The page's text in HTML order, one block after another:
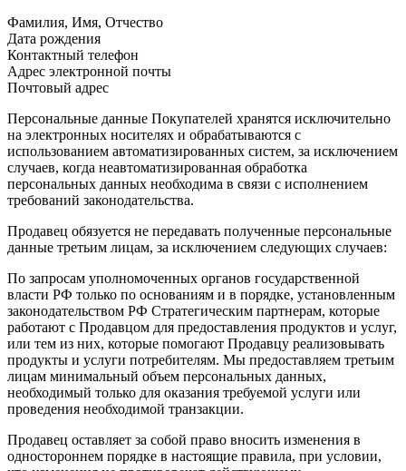
Фамилия, Имя, Отчество
Дата рождения
Контактный телефон
Адрес электронной почты
Почтовый адрес
Персональные данные Покупателей хранятся исключительно
на электронных носителях и обрабатываются с
использованием автоматизированных систем, за исключением
случаев, когда неавтоматизированная обработка
персональных данных необходима в связи с исполнением
требований законодательства.
Продавец обязуется не передавать полученные персональные
данные третьим лицам, за исключением следующих случаев:
По запросам уполномоченных органов государственной
власти РФ только по основаниям и в порядке, установленным
законодательством РФ Стратегическим партнерам, которые
работают с Продавцом для предоставления продуктов и услуг,
или тем из них, которые помогают Продавцу реализовывать
продукты и услуги потребителям. Мы предоставляем третьим
лицам минимальный объем персональных данных,
необходимый только для оказания требуемой услуги или
проведения необходимой транзакции.
Продавец оставляет за собой право вносить изменения в
одностороннем порядке в настоящие правила, при условии,